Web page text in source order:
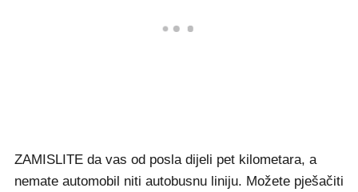
ZAMISLITE da vas od posla dijeli pet kilometara, a
nemate automobil niti autobusnu liniju. Možete pješačiti